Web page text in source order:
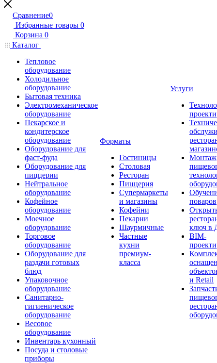
Сравнение0
Избранные товары 0
Корзина 0
Каталог
Тепловое
оборудование
Холодильное
оборудование
Бытовая техника
Электромеханическое
оборудование
Пекарское и
кондитерское
оборудование
Оборудование для
фаст-фуда
Оборудование для
пиццерии
Нейтральное
оборудование
Кофейное
оборудование
Моечное
оборудование
Торговое
оборудование
Оборудование для
раздачи готовых
блюд
Упаковочное
оборудование
Санитарно-
гигиеническое
оборудование
Весовое
оборудование
Инвентарь кухонный
Посуда и столовые
приборы
Форматы
Гостиницы
Столовая
Ресторан
Пиццерия
Супермаркеты
и магазины
Кофейни
Пекарни
Шаурмичные
Частные
кухни
премиум-
класса
Услуги
Монтаж
поваров
ключ в
BIM-
и Retail